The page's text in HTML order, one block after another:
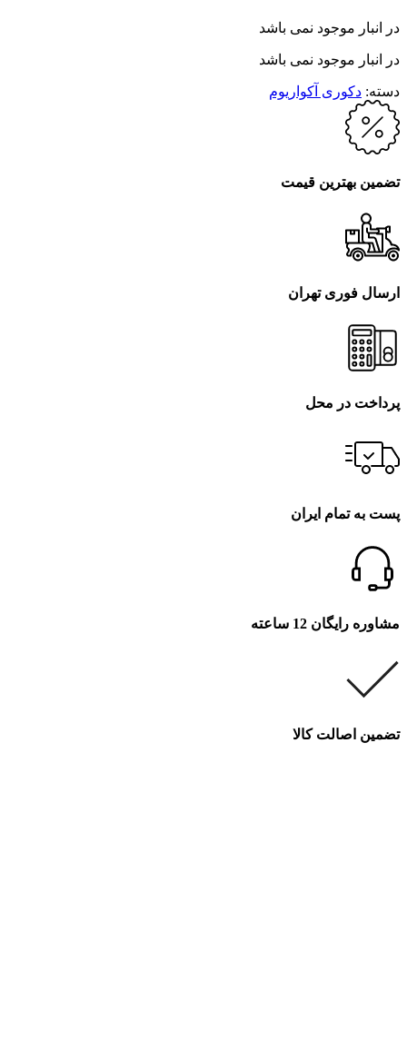
در انبار موجود نمی باشد
در انبار موجود نمی باشد
دسته: دکوری آکواریوم
تضمین بهترین قیمت
ارسال فوری تهران
پرداخت در محل
پست به تمام ایران
مشاوره رایگان 12 ساعته
تضمین اصالت کالا